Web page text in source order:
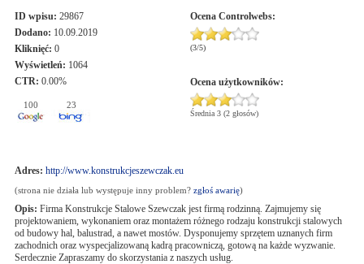
ID wpisu: 29867
Dodano: 10.09.2019
Kliknięć: 0
Wyświetleń: 1064
CTR: 0.00%
100 23
Ocena Controlwebs:
(3/5)
Ocena użytkowników:
Średnia 3 (2 głosów)
Adres: http://www.konstrukcjeszewczak.eu
(strona nie działa lub występuje inny problem? zgłoś awarię)
Opis: Firma Konstrukcje Stalowe Szewczak jest firmą rodzinną. Zajmujemy się
projektowaniem, wykonaniem oraz montażem różnego rodzaju konstrukcji stalowych
od budowy hal, balustrad, a nawet mostów. Dysponujemy sprzętem uznanych firm
zachodnich oraz wyspecjalizowaną kadrą pracowniczą, gotową na każde wyzwanie.
Serdecznie Zapraszamy do skorzystania z naszych usług.